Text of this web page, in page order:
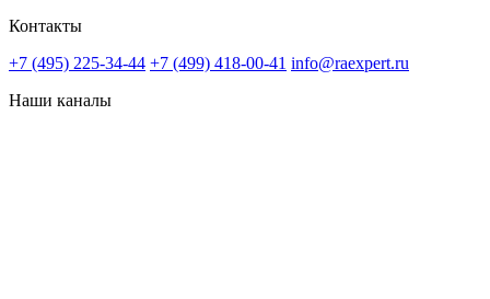
Контакты
+7 (495) 225-34-44 +7 (499) 418-00-41 info@raexpert.ru
Наши каналы